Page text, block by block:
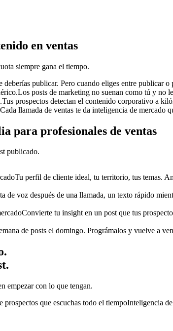
en ventas
siempre gana el tiempo.
deberías publicar. Pero cuando eliges entre publicar o
Los posts de marketing no suenan como tú y no
Tus prospectos detectan el contenido corporativo a
Cada llamada de ventas te da inteligencia de mercado
para profesionales de ventas
publicado.
Tu perfil de cliente ideal, tu territorio, tus temas.
de voz después de una llamada, un texto rápido
Convierte tu insight en un post que tus
de posts el domingo. Prográmalos y vuelve a
empezar con lo que tengan.
prospectos que escuchas todo el tiempoInteligencia